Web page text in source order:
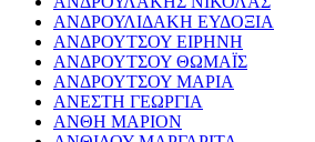
ΑΝΔΡΟΥΛΙΔΑΚΗ ΕΥΔΟΞΙΑ
ΑΝΔΡΟΥΤΣΟΥ ΕΙΡΗΝΗ
ΑΝΔΡΟΥΤΣΟΥ ΘΩΜΑΪΣ
ΑΝΔΡΟΥΤΣΟΥ ΜΑΡΙΑ
ΑΝΕΣΤΗ ΓΕΩΡΓΙΑ
ΑΝΘΗ ΜΑΡΙΟΝ